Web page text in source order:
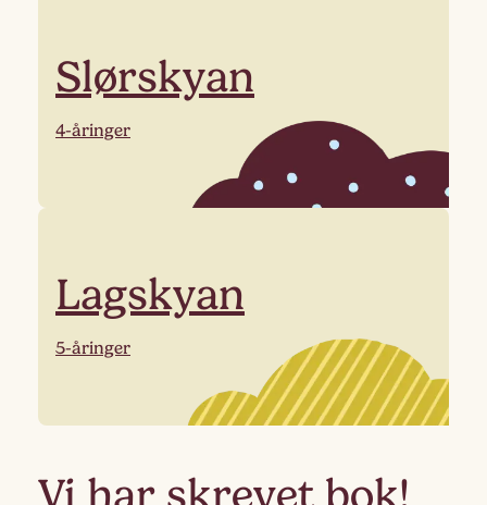
Slørskyan
4-åringer
Lagskyan
5-åringer
Vi har skrevet bok!